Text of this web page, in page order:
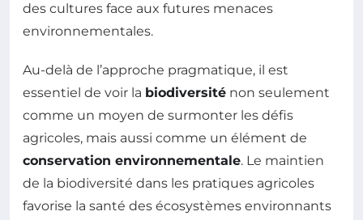
des cultures face aux futures menaces
environnementales.
Au-delà de l’approche pragmatique, il est
essentiel de voir la biodiversité non seulement
comme un moyen de surmonter les défis
agricoles, mais aussi comme un élément de
conservation environnementale. Le maintien
de la biodiversité dans les pratiques agricoles
favorise la santé des écosystèmes environnants